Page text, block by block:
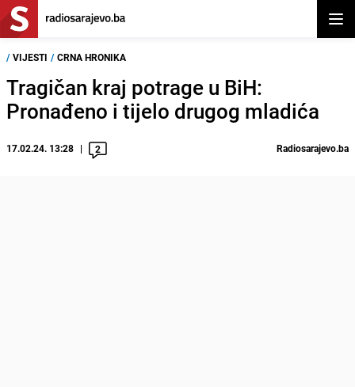
/ VIJESTI / CRNA HRONIKA
Tragičan kraj potrage u BiH:
Pronađeno i tijelo drugog mladića
17.02.24. 13:28 2 Radiosarajevo.ba